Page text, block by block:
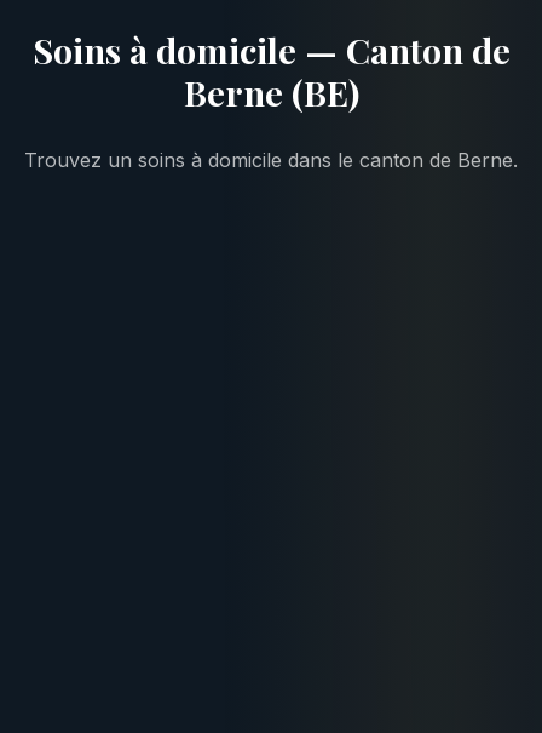
Soins à domicile — Canton de
Berne (BE)
Trouvez un soins à domicile dans le canton de Berne.